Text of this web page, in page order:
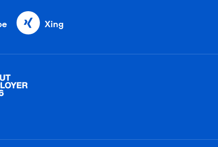
Xing